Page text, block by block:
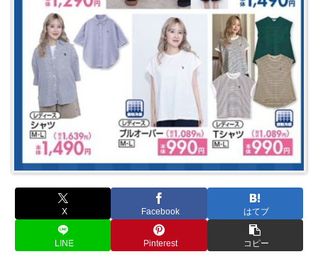
X Facebook はてブ
LINE Pinterest コピー